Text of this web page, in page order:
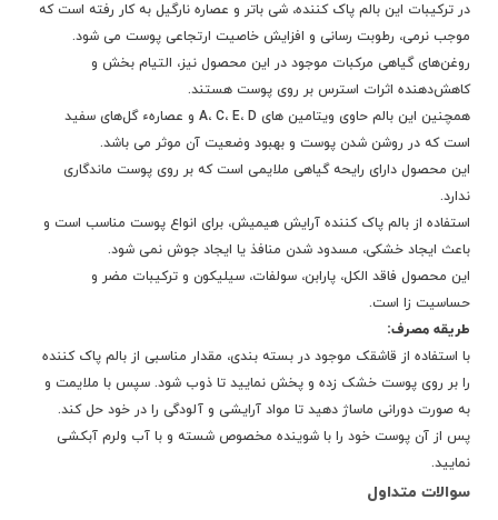
در ترکیبات این بالم پاک کننده، شی باتر و عصاره نارگیل به کار رفته است که
موجب نرمی، رطوبت رسانی و افزایش خاصیت ارتجاعی پوست می شود.
روغن‌های گیاهی مرکبات موجود در این محصول نیز، التیام بخش و
کاهش‌دهنده‌ اثرات استرس بر روی پوست هستند.
همچنین این بالم حاوی ویتامین های A، C، E، D و عصاره‌ء گل‌های سفید
است که در روشن شدن پوست و بهبود وضعیت آن موثر می باشد.
این محصول دارای رایحه گیاهی ملایمی است که بر روی پوست ماندگاری
ندارد.
استفاده از بالم پاک کننده آرایش هیمیش، برای انواع پوست مناسب است و
باعث ایجاد خشکی، مسدود شدن منافذ یا ایجاد جوش نمی شود.
این محصول فاقد الکل، پارابن، سولفات، سیلیکون و ترکیبات مضر و
حساسیت زا است.
طریقه مصرف:
با استفاده از قاشقک موجود در بسته بندی، مقدار مناسبی از بالم پاک کننده
را بر روی پوست خشک زده و پخش نمایید تا ذوب شود. سپس با ملایمت و
به صورت دورانی ماساژ دهید تا مواد آرایشی و آلودگی را در خود حل کند.
پس از آن پوست خود را با شوینده مخصوص شسته و با آب ولرم آبکشی
نمایید.
سوالات متداول